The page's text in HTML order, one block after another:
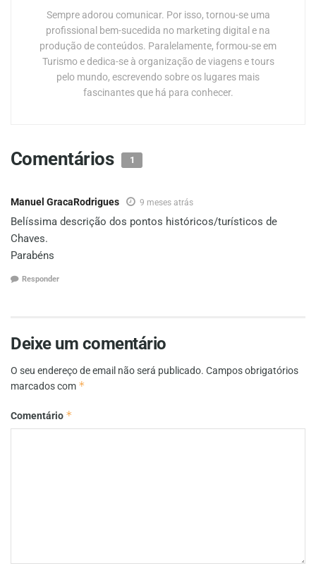
Sempre adorou comunicar. Por isso, tornou-se uma
profissional bem-sucedida no marketing digital e na
produção de conteúdos. Paralelamente, formou-se em
Turismo e dedica-se à organização de viagens e tours
pelo mundo, escrevendo sobre os lugares mais
fascinantes que há para conhecer.
Comentários 1
Manuel GracaRodrigues 9 meses atrás
Belíssima descrição dos pontos históricos/turísticos de
Chaves.
Parabéns
Responder
Deixe um comentário
O seu endereço de email não será publicado. Campos obrigatórios
marcados com *
Comentário *